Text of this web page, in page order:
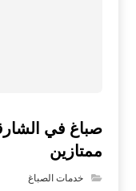
ممتازين
خدمات الصباغ